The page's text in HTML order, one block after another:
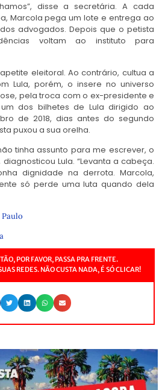
disse a secretária. A cada
Marcola pega um lote e entrega ao
advogados. Depois que o petista
voltam ao instituto para
eleitoral. Ao contrário, cultua a
Lula, porém, o insere no universo
pela troca com o ex-presidente e
dos bilhetes de Lula dirigido ao
de 2018, dias antes do segundo
puxou a sua orelha.
tinha assunto para me escrever, o
Lula. “Levanta a cabeça.
dignidade na derrota. Marcola,
só perde uma luta quando dela
POR FAVOR, PASSA PRA FRENTE.
REDES. NÃO CUSTA NADA, É SÓ CLICAR!